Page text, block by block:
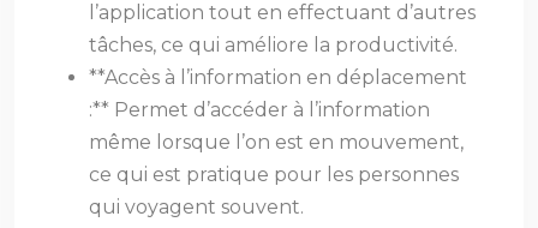
l’application tout en effectuant d’autres
tâches, ce qui améliore la productivité.
**Accès à l’information en déplacement
:** Permet d’accéder à l’information
même lorsque l’on est en mouvement,
ce qui est pratique pour les personnes
qui voyagent souvent.